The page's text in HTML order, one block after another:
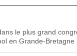
le plus grand
en Grande-Bretagne